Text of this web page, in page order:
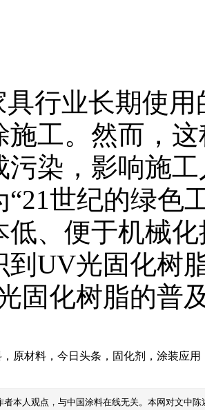
行业长期使用
施工。然而，
污染，影响施
“21世纪的绿色
低、便于机械
到UV光固化树
固化树脂的普
， 原材料 ， 今日头条 ， 固化剂 ， 涂装应用
者本人观点，与中国涂料在线无关。本网对文中